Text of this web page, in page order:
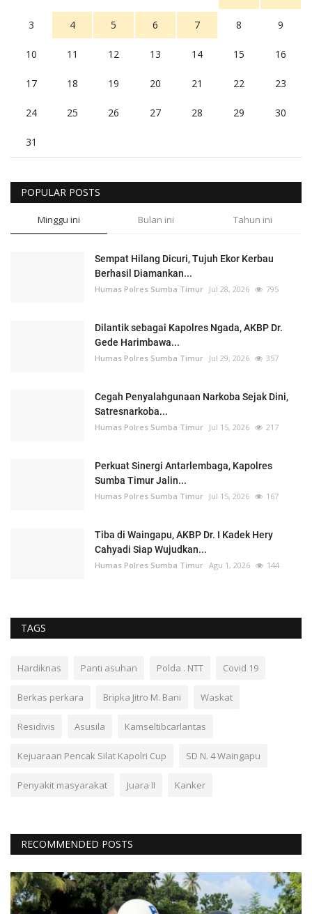
3 4 5 6 7 8 9
10 11 12 13 14 15 16
17 18 19 20 21 22 23
24 25 26 27 28 29 30
31
POPULAR POSTS
Minggu ini Bulan ini Tahun ini
Sempat Hilang Dicuri, Tujuh Ekor Kerbau
Berhasil Diamankan...
Humas Polres Sumba Timur Jul 28, 2026 795
Dilantik sebagai Kapolres Ngada, AKBP Dr.
Gede Harimbawa...
Humas Polres Sumba Timur Jul 29, 2026 357
Cegah Penyalahgunaan Narkoba Sejak Dini,
Satresnarkoba...
Humas Polres Sumba Timur Jul 15, 2026 217
Perkuat Sinergi Antarlembaga, Kapolres
Sumba Timur Jalin...
Humas Polres Sumba Timur Jul 15, 2026 167
Tiba di Waingapu, AKBP Dr. I Kadek Hery
Cahyadi Siap Wujudkan...
Humas Polres Sumba Timur Agu 1, 2026 144
TAGS
Hardiknas Panti asuhan Polda . NTT Covid 19
Berkas perkara Bripka Jitro M. Bani Waskat
Residivis Asusila Kamseltibcarlantas
Kejuaraan Pencak Silat Kapolri Cup SD N. 4 Waingapu
Penyakit masyarakat Juara II Kanker
RECOMMENDED POSTS